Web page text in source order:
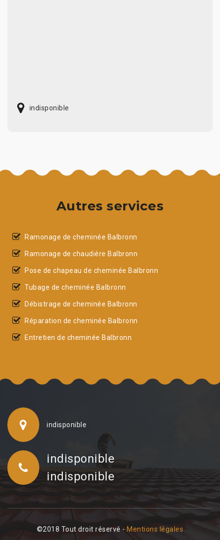
indisponible
Autres services
Ramonage de cheminée Balbronn
Ramonage de chaudière Balbronn
Pose de chapeau de cheminée Balbronn
Tubage de cheminée Balbronn
Débistrage de cheminée Balbronn
Réparation de cheminée Balbronn
Entretien de cheminée Balbronn
indisponible
indisponible
indisponible
©2018 Tout droit réservé - Mentions légales